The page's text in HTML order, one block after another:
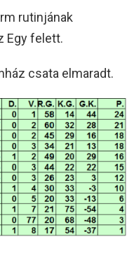
rutinjának
Egy felett.
csata elmaradt.